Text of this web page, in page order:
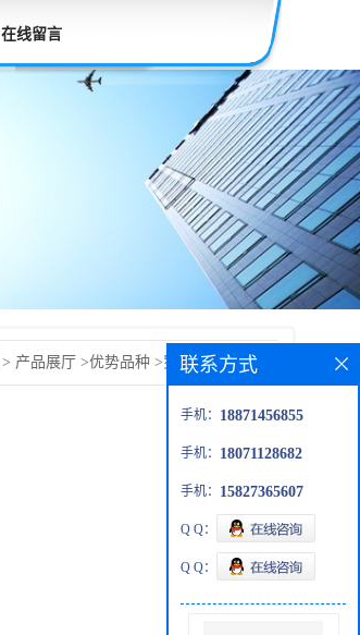
在线留言
> 产品展厅 >优势品种 >罗沙替丁草酸盐
联系方式
手机： 18871456855
手机： 18071128682
手机： 15827365607
Q Q：
Q Q：